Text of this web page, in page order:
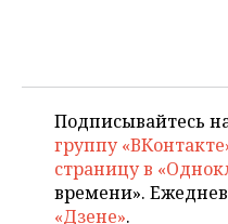
Подписывайтесь
группу
страницу в
времени».
«Дзене».